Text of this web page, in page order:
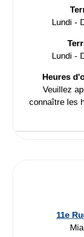
Lundi -
Lundi -
Heures
Veuillez
connaître les
11e